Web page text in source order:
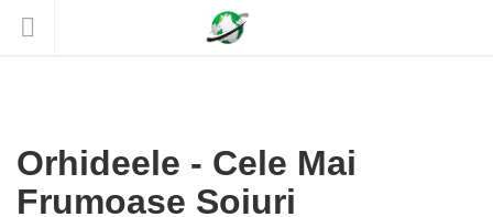
Orhideele - Cele Mai
Frumoase Soiuri